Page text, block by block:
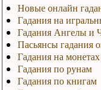
Новые онлайн
Гадания на
Гадания Ангелы и
Пасьянсы гадания
Гадания на монетах
Гадания по рунам
Гадания по книгам